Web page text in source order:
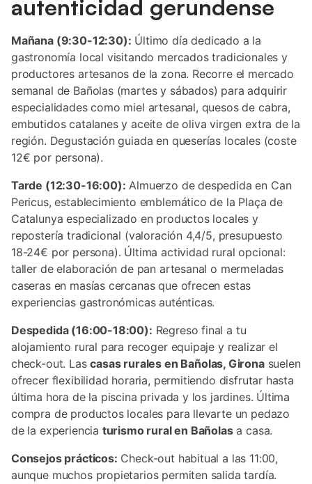
autenticidad gerundense
Mañana (9:30-12:30): Último día dedicado a la
gastronomía local visitando mercados tradicionales y
productores artesanos de la zona. Recorre el mercado
semanal de Bañolas (martes y sábados) para adquirir
especialidades como miel artesanal, quesos de cabra,
embutidos catalanes y aceite de oliva virgen extra de la
región. Degustación guiada en queserías locales (coste
12€ por persona).
Tarde (12:30-16:00): Almuerzo de despedida en Can
Pericus, establecimiento emblemático de la Plaça de
Catalunya especializado en productos locales y
repostería tradicional (valoración 4,4/5, presupuesto
18-24€ por persona). Última actividad rural opcional:
taller de elaboración de pan artesanal o mermeladas
caseras en masías cercanas que ofrecen estas
experiencias gastronómicas auténticas.
Despedida (16:00-18:00): Regreso final a tu
alojamiento rural para recoger equipaje y realizar el
check-out. Lascasas rurales en Bañolas, Gironasuelen
ofrecer flexibilidad horaria, permitiendo disfrutar hasta
última hora de la piscina privada y los jardines. Última
compra de productos locales para llevarte un pedazo
de la experiencia turismo rural en Bañolasa casa.
Consejos prácticos: Check-out habitual a las 11:00,
aunque muchos propietarios permiten salida tardía.